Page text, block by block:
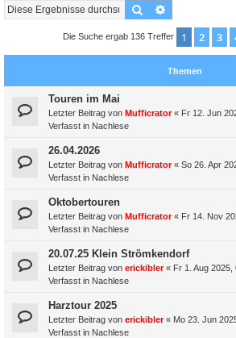
Suche
Die Suche ergab 136 Treffer 1 2 3
Themen
Touren im Mai
Letzter Beitrag von Mufficrator« Fr 12. Jun
Verfasst in Nachlese
26.04.2026
Letzter Beitrag von Mufficrator« So 26. Apr
Verfasst in Nachlese
Oktobertouren
Letzter Beitrag von Mufficrator« Fr 14. Nov
Verfasst in Nachlese
20.07.25 Klein Strömkendorf
Letzter Beitrag von erickibler« Fr 1. Aug 2025,
Verfasst in Nachlese
Harztour 2025
Letzter Beitrag von erickibler« Mo 23. Jun
Verfasst in Nachlese